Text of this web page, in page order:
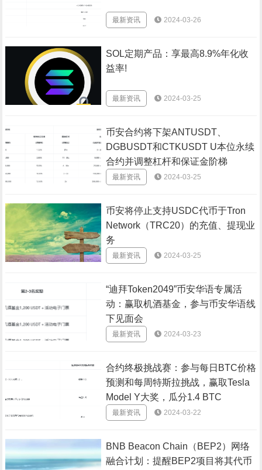
最新资讯 2024-03-26
SOL定期产品：享最高8.9%年化收
益率!
最新资讯 2024-03-25
币安合约将下架ANTUSDT、
DGBUSDT和CTKUSDT U本位永续
合约并调整杠杆和保证金阶梯
最新资讯 2024-03-25
币安将停止支持USDC代币于Tron
Network（TRC20）的充值、提现业
务
最新资讯 2024-03-25
“迪拜Token2049”币安华语专属活
动：赢取机酒基金，参与币安华语线
下见面会
最新资讯 2024-03-23
合约终极挑战赛：参与每日BTC价格
预测和每周特斯拉挑战，赢取Tesla
Model Y大奖，瓜分1.4 BTC
最新资讯 2024-03-22
BNB Beacon Chain（BEP2）网络
融合计划：提醒BEP2项目将其代币